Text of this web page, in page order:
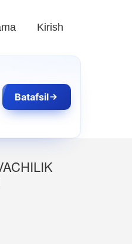
Kirish
Batafsil